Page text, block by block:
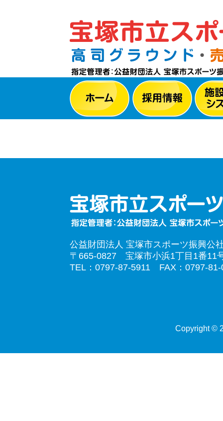
公益財団法人 宝塚市スポーツ振興公
〒665-0827 宝塚市小浜1丁目1番11
TEL：0797-87-5911 FAX：0797-81-
Copyright ©